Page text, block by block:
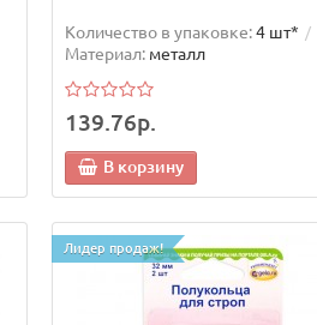
Количество в упаковке:4 шт*
Материал: металл
139.76р.
В корзину
Лидер продаж!